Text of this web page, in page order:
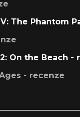
The Phantom
On the Beach -
- recenze